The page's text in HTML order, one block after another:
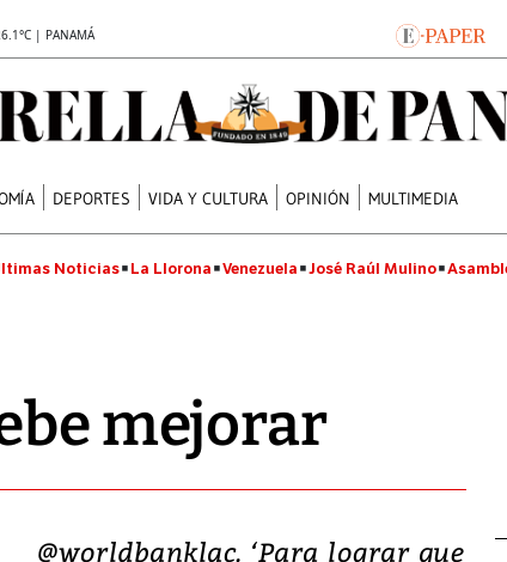
| PANAMÁ
DEPORTES VIDA Y CULTURA OPINIÓN MULTIMEDIA
Noticias La Llorona Venezuela José Raúl Mulino
mejorar
@worldbanklac. ‘Para lograr que